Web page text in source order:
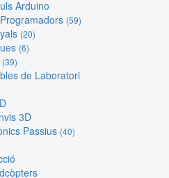
Arduino
(59)
(20)
(6)
(39)
de Laboratori
3D
Passius (40)